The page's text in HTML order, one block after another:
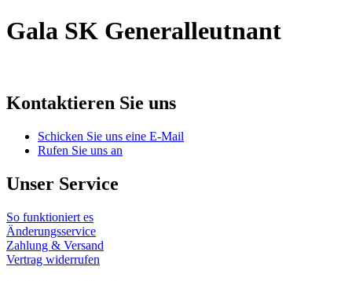
Gala SK Generalleutnant
Kontaktieren Sie uns
Schicken Sie uns eine E-Mail
Rufen Sie uns an
Unser Service
So funktioniert es
Änderungsservice
Zahlung & Versand
Vertrag widerrufen